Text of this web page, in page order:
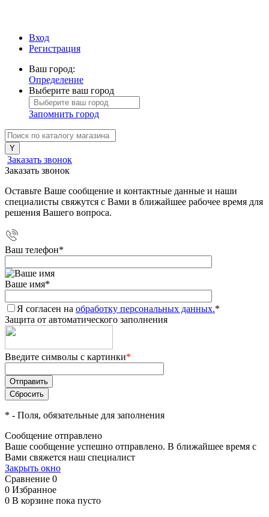
Вход
Регистрация
Ваш город:
Определение
Выберите ваш город
Запомнить город
Заказать звонок
Заказать звонок
Оставьте Ваше сообщение и контактные данные и наши
специалисты свяжутся с Вами в ближайшее рабочее время для
решения Вашего вопроса.
Ваш телефон*
Ваше имя*
Я согласен на обработку персональных данных.*
Защита от автоматического заполнения
Введите символы с картинки*
* - Поля, обязательные для заполнения
Сообщение отправлено
Ваше сообщение успешно отправлено. В ближайшее время с
Вами свяжется наш специалист
Закрыть окно
Сравнение 0
0 Избранное
0 В корзине пока пусто